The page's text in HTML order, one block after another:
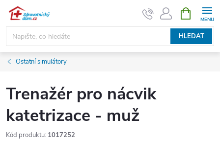
Přejít
obsah
HLEDAT
NÁKUPNÍ
KOŠÍK
Ostatní simulátory
Trenažér pro nácvik
katetrizace - muž
Kód produktu: 1017252